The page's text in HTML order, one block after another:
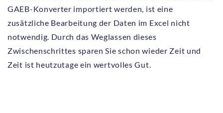
GAEB-Konverter importiert werden, ist eine
zusätzliche Bearbeitung der Daten im Excel nicht
notwendig. Durch das Weglassen dieses
Zwischenschrittes sparen Sie schon wieder Zeit und
Zeit ist heutzutage ein wertvolles Gut.